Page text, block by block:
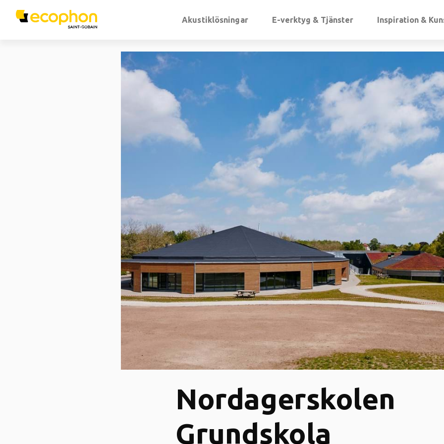
Akustiklösningar E-verktyg & Tjänster Inspiration &
Nordagerskolen
Grundskola